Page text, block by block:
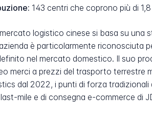
143 centri che coprono più di
logistico cinese si basa su
è particolarmente riconosciuta
nel mercato domestico. Il suo
merci a prezzi del trasporto terrestre
dal 2022, i punti di forza
mile e di consegna e-commerce di